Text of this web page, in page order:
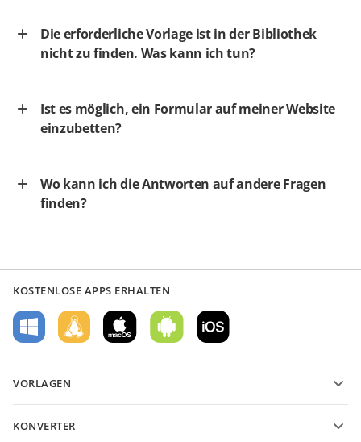
Die erforderliche Vorlage ist in der Bibliothek
nicht zu finden. Was kann ich tun?
Ist es möglich, ein Formular auf meiner Website
einzubetten?
Wo kann ich die Antworten auf andere Fragen
finden?
KOSTENLOSE APPS ERHALTEN
VORLAGEN
Vorlagen für Textdokumente
KONVERTER